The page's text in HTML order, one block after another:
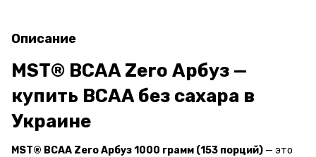
Описание
MST® BCAA Zero Арбуз —
купить BCAA без сахара в
Украине
MST® BCAA Zero Арбуз 1000 грамм (153 порций) — это